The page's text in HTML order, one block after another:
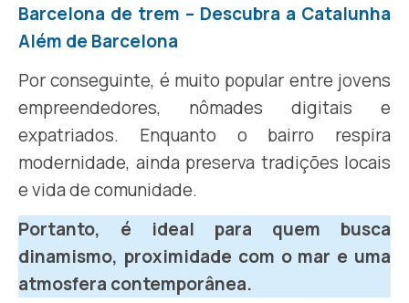
Barcelona de trem – Descubra a Catalunha
Além de Barcelona
Por conseguinte, é muito popular entre jovens
empreendedores, nômades digitais e
expatriados. Enquanto o bairro respira
modernidade, ainda preserva tradições locais
e vida de comunidade.
Portanto, é ideal para quem busca
dinamismo, proximidade com o mar e uma
atmosfera contemporânea.